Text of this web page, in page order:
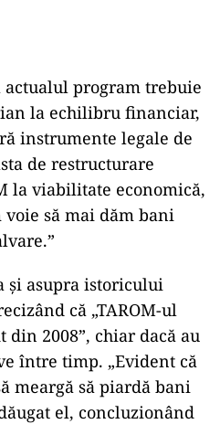
program trebuie
la echilibru financiar,
instrumente legale de
de restructurare
la viabilitate economică,
să mai dăm bani
și asupra istoricului
că „TAROM-ul
2008”, chiar dacă au
între timp. „Evident că
meargă să piardă bani
el, concluzionând